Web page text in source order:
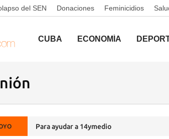
del SEN Donaciones Feminicidios
CUBA ECONOMÍA
Para ayudar a 14ymedio